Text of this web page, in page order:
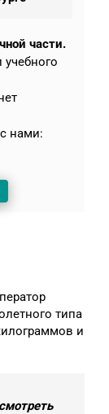
части.
учебного
нами:
типа
и